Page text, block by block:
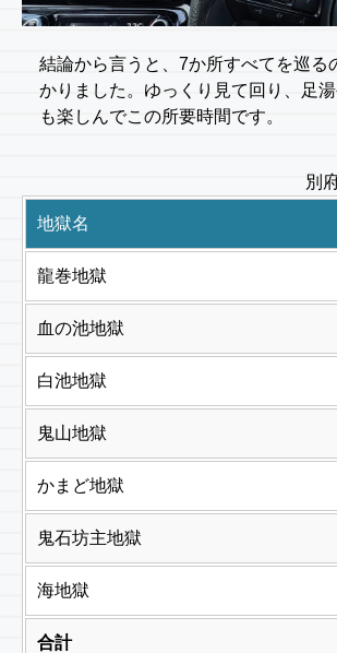
結論から言うと、7か所すべてを巡る
かりました。ゆっくり見て回り、足
も楽しんでこの所要時間です。
別
地獄名
龍巻地獄
血の池地獄
白池地獄
鬼山地獄
かまど地獄
鬼石坊主地獄
海地獄
合計